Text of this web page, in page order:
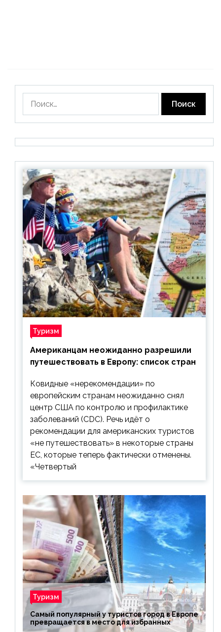
Туризм
Американцам неожиданно разрешили
путешествовать в Европу: список стран
Ковидные «нерекомендации» по
европейским странам неожиданно снял
центр США по контролю и профилактике
заболеваний (CDC). Речь идёт о
рекомендации для американских туристов
«не путешествовать» в некоторые страны
ЕС, которые теперь фактически отменены.
«Четвертый
Туризм
Самый популярный у туристов город в Европе
превращается в место для избранных